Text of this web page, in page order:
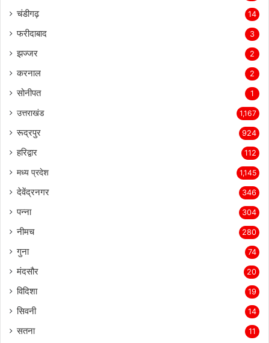
चंडीगढ़ 14
फरीदाबाद 3
झज्जर 2
करनाल 2
सोनीपत 1
उत्तराखंड 1,167
रूद्रपुर 924
हरिद्वार 112
मध्य प्रदेश 1,145
देवेंद्रनगर 346
पन्ना 304
नीमच 280
गुना 74
मंदसौर 20
विदिशा 19
सिवनी 14
सतना 11